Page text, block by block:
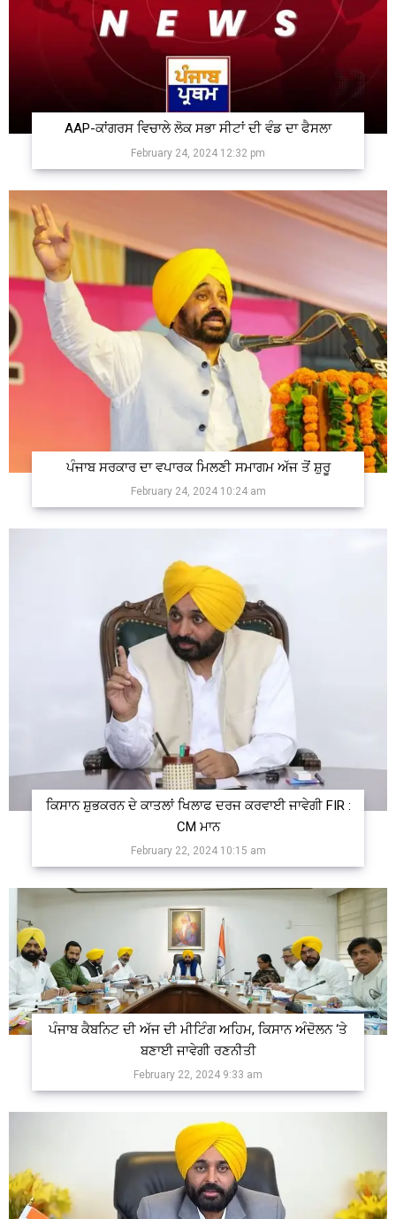
AAP-ਕਾਂਗਰਸ ਵਿਚਾਲੇ ਲੋਕ ਸਭਾ ਸੀਟਾਂ ਦੀ ਵੰਡ ਦਾ ਫੈਸਲਾ
February 24, 2024 12:32 pm
ਪੰਜਾਬ ਸਰਕਾਰ ਦਾ ਵਪਾਰਕ ਮਿਲਣੀ ਸਮਾਗਮ ਅੱਜ ਤੋਂ ਸ਼ੁਰੂ
February 24, 2024 10:24 am
ਕਿਸਾਨ ਸ਼ੁਭਕਰਨ ਦੇ ਕਾਤਲਾਂ ਖਿਲਾਫ ਦਰਜ ਕਰਵਾਈ ਜਾਵੇਗੀ FIR :
CM ਮਾਨ
February 22, 2024 10:15 am
ਪੰਜਾਬ ਕੈਬਨਿਟ ਦੀ ਅੱਜ ਦੀ ਮੀਟਿੰਗ ਅਹਿਮ, ਕਿਸਾਨ ਅੰਦੋਲਨ ‘ਤੇ
ਬਣਾਈ ਜਾਵੇਗੀ ਰਣਨੀਤੀ
February 22, 2024 9:33 am